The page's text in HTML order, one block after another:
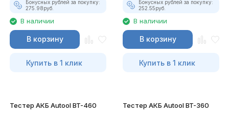
Бонусных рублей за покупку:
275.98руб.
В наличии
В корзину
Купить в 1 клик
Бонусных рублей за покупку:
252.55руб.
В наличии
В корзину
Купить в 1 клик
Тестер АКБ Autool BT-460 Тестер АКБ Autool BT-360